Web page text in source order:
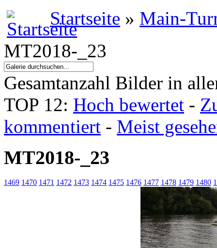
Startseite » Main-
MT2018-_23
Gesamtanzahl Bilder in
TOP 12: Hoch bewertet -
kommentiert - Meist
MT2018-_23
1469 1470 1471 1472 1473 1474 1475 1476 1477 1478 1479 1480